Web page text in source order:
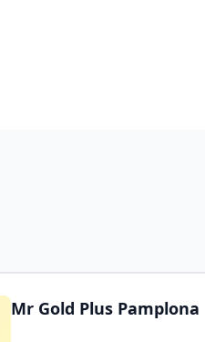
Mr Gold Plus Pamplona